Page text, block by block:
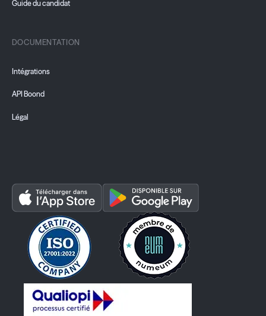
Guide du candidat
DOCUMENTATION
Intégrations
API Boond
Légal